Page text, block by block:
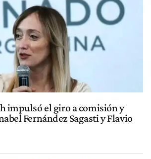
impulsó el giro a comisión y
Fernández Sagasti y Flavio